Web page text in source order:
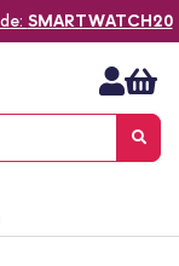
SMARTWATCH20
of laptop